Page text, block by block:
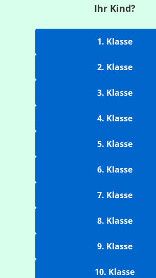
Ihr Kind?
1. Klasse
2. Klasse
3. Klasse
4. Klasse
5. Klasse
6. Klasse
7. Klasse
8. Klasse
9. Klasse
10. Klasse